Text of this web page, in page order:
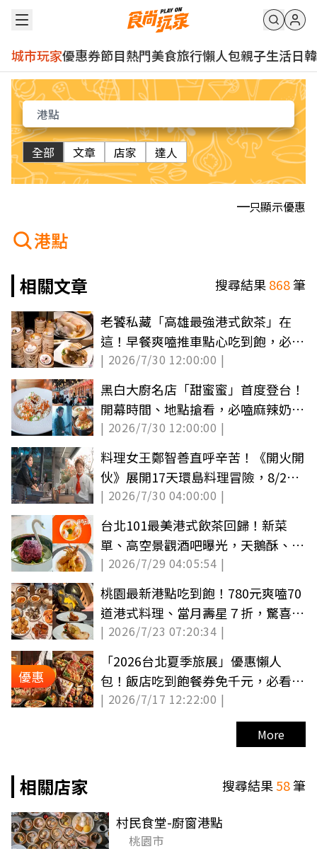
城市玩家優惠券節目熱門美食旅行懶人包親子生活日韓
全部 文章 店家 達人
只顯示優惠
港點
相關文章
搜尋結果868筆
老饕私藏「高雄最強港式飲茶」在
這！早餐爽嗑推車點心吃到飽，必吃
菜色推薦
| 2026/7/30 12:00:00 |
黑白大廚名店「甜蜜蜜」首度登台！
開幕時間、地點搶看，必嗑麻辣奶油
蝦
| 2026/7/30 12:00:00 |
料理女王鄭智善直呼辛苦！《開火開
伙》展開17天環島料理冒險，8/29
首播快鎖定
| 2026/7/30 04:00:00 |
台北101最美港式飲茶回歸！新菜
單、高空景觀酒吧曝光，天鵝酥、金
魚餃必吃
| 2026/7/29 04:05:54 |
桃園最新港點吃到飽！780元爽嗑70
道港式料理、當月壽星７折，驚喜加
碼龍蝦
| 2026/7/23 07:20:34 |
優惠
「2026台北夏季旅展」優惠懶人
包！飯店吃到飽餐券免千元，必看限
定時段優惠
| 2026/7/17 12:22:00 |
More
相關店家 搜尋結果58筆
村民食堂-廚窗港點
桃園市